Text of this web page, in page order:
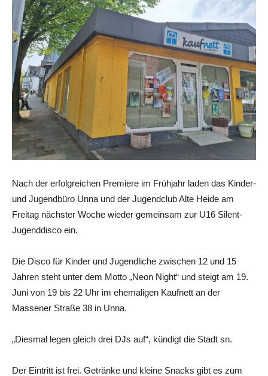
Nach der erfolgreichen Premiere im Frühjahr laden das Kinder-
und Jugendbüro Unna und der Jugendclub Alte Heide am
Freitag nächster Woche wieder gemeinsam zur U16 Silent-
Jugenddisco ein.
Die Disco für Kinder und Jugendliche zwischen 12 und 15
Jahren steht unter dem Motto „Neon Night“ und steigt am 19.
Juni von 19 bis 22 Uhr im ehemaligen Kaufnett an der
Massener Straße 38 in Unna.
„Diesmal legen gleich drei DJs auf“, kündigt die Stadt sn.
Der Eintritt ist frei. Getränke und kleine Snacks gibt es zum